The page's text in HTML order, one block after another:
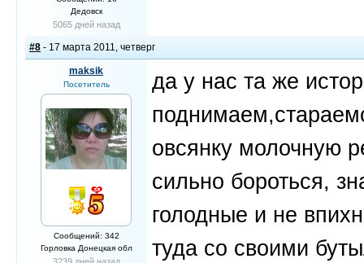
Дедовск
5065 дней назад
#8 - 17 марта 2011, четверг
maksik
Посетитель
Сообщений: 342
Горловка Донецкая обл
да у нас та же
овсянку молочную
сильно бороться,
голодные и не
туда со своими